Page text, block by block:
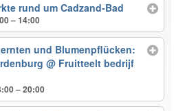
rund um Cadzand-Bad
– 14:00
und Blumenpflücken:
@ Fruitteelt bedrijf
– 20:00